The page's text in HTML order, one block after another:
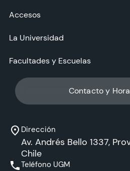
Contacto y
Dirección
Av. Andrés Bello 1337,
Chile
Teléfono UGM
Accesos
La Universidad
Facultades y Escuelas